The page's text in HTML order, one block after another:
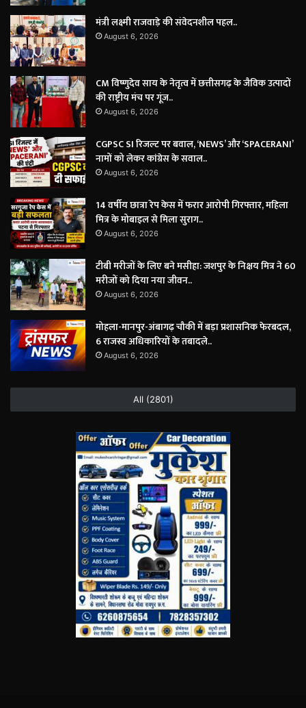
मंत्री लक्ष्मी राजवाड़े की संवेदनशील पहल..
August 6, 2026
CM विष्णुदेव साय के नेतृत्व में छत्तीसगढ़ के जैविक उत्पादों
की राष्ट्रीय मंच पर गूंज..
August 6, 2026
CGPSC SI रिजल्ट पर बवाल, ‘NEWS’ और ‘SPACERANI’
नामों को लेकर कांग्रेस के सवाल..
August 6, 2026
14 वर्षीय छात्रा रेप केस में फरार आरोपी गिरफ्तार, महिला
मित्र के मोबाइल से मिला सुराग..
August 6, 2026
टीबी मरीजों के लिए बने मसीहा: जशपुर के निक्षय मित्र ने 60
मरीजों को दिया नया जीवन..
August 6, 2026
मोहला-मानपुर-अंबागढ़ चौकी में बड़ा प्रशासनिक फेरबदल,
6 राजस्व अधिकारियों के तबादले..
August 6, 2026
All (2801)